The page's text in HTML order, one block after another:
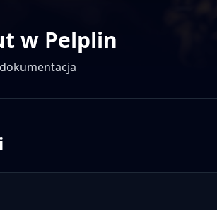
w Pelplin